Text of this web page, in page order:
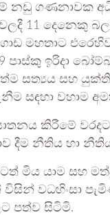
නඩු ගණනාවක
වලදී 11 දෙනෙකු
මහතාට
පාස්කු ඉරිදා
සත්‍යය සහ
සඳහා වහාම
කිරීමේ
දීම නීතිය හා
මිය යාම සහ
වධහිංසා
පත්ව සිටිමි.